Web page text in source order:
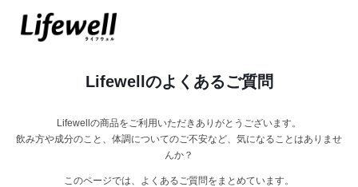
Lifewellのよくあるご質問
Lifewellの商品をご利用いただきありがとうございます。
飲み方や成分のこと、体調についてのご不安など、気になることはありませ
んか？
このページでは、よくあるご質問をまとめています。